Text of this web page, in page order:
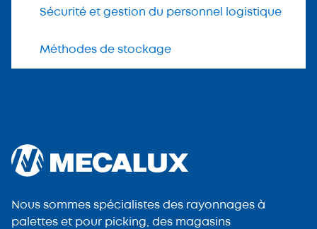
Sécurité et gestion du personnel logistique
Méthodes de stockage
Nous sommes spécialistes des rayonnages à
palettes et pour picking, des magasins